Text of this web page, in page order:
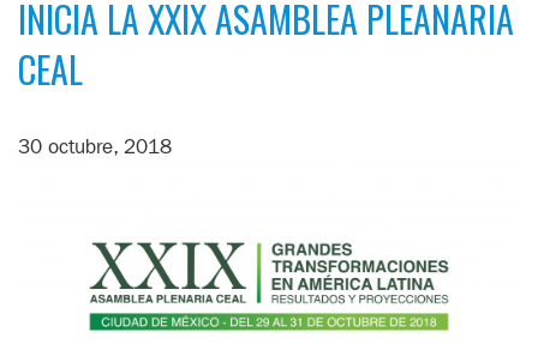
INICIA LA XXIX ASAMBLEA PLEANARIA
CEAL
30 octubre, 2018